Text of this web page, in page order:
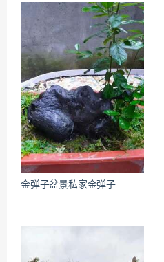
金弹子盆景私家金弹子